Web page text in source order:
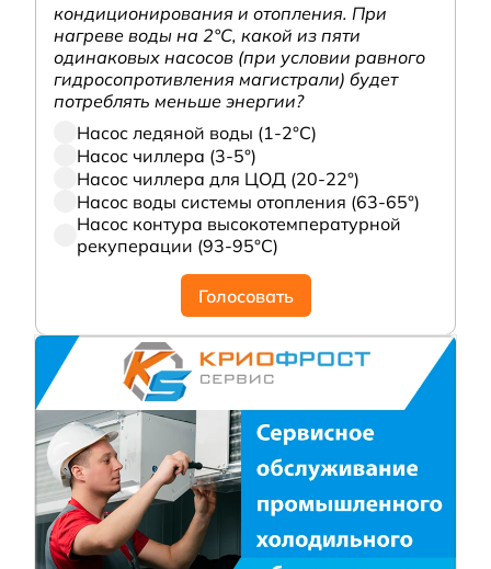
кондиционирования и отопления. При
нагреве воды на 2°С, какой из пяти
одинаковых насосов (при условии равного
гидросопротивления магистрали) будет
потреблять меньше энергии?
Насос ледяной воды (1-2°С)
Насос чиллера (3-5°)
Насос чиллера для ЦОД (20-22°)
Насос воды системы отопления (63-65°)
Насос контура высокотемпературной
рекуперации (93-95°С)
Голосовать